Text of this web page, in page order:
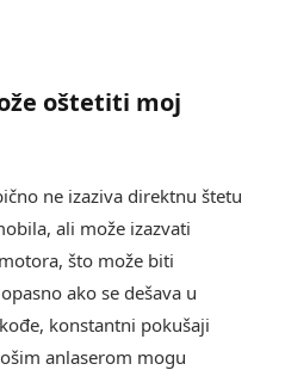
oštetiti moj
ne izaziva direktnu štetu
ali može izazvati
što može biti
ako se dešava u
konstantni pokušaji
anlaserom mogu